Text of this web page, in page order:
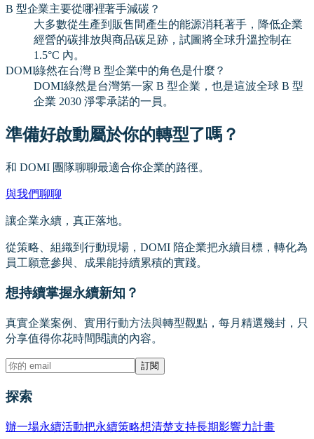
B 型企業主要從哪裡著手減碳？
大多數從生產到販售間產生的能源消耗著手，降低企業
經營的碳排放與商品碳足跡，試圖將全球升溫控制在
1.5°C 內。
DOMI綠然在台灣 B 型企業中的角色是什麼？
DOMI綠然是台灣第一家 B 型企業，也是這波全球 B 型
企業 2030 淨零承諾的一員。
準備好啟動屬於你的轉型了嗎？
和 DOMI 團隊聊聊最適合你企業的路徑。
與我們聊聊
讓企業永續，真正落地。
從策略、組織到行動現場，DOMI 陪企業把永續目標，轉化為
員工願意參與、成果能持續累積的實踐。
想持續掌握永續新知？
真實企業案例、實用行動方法與轉型觀點，每月精選幾封，只
分享值得你花時間閱讀的內容。
訂閱
探索
辦一場永續活動把永續策略想清楚支持長期影響力計畫